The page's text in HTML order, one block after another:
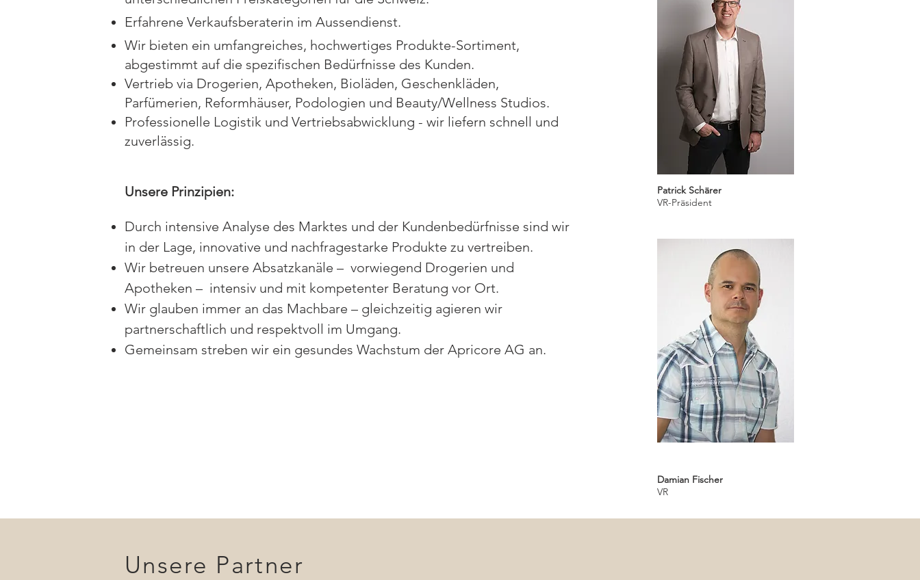
Erfahrene Verkaufsberaterin im Aussendienst.
Wir bieten ein umfangreiches, hochwertiges Produkte-Sortiment,
abgestimmt auf die spezifischen Bedürfnisse des Kunden.
Vertrieb via Drogerien, Apotheken, Bioläden, Geschenkläden,
Parfümerien, Reformhäuser, Podologien und Beauty/Wellness Studios.
Professionelle Logistik und Vertriebsabwicklung - wir liefern schnell und
zuverlässig.
Unsere Prinzipien:
Durch intensive Analyse des Marktes und der Kundenbedürfnisse sind wir
in der Lage, innovative und nachfragestarke Produkte zu vertreiben.
Wir betreuen unsere Absatzkanäle – vorwiegend Drogerien und
Apotheken – intensiv und mit kompetenter Beratung vor Ort.
Wir glauben immer an das Machbare – gleichzeitig agieren wir
partnerschaftlich und respektvoll im Umgang.
Gemeinsam streben wir ein gesundes Wachstum der Apricore AG an.
Patrick Schärer
VR-Präsident
Damian Fischer
VR
Unsere Partner